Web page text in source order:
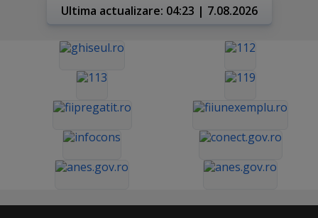
Ultima actualizare: 04:23 | 7.08.2026